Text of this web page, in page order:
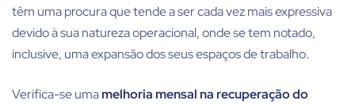
têm uma procura que tende a ser cada vez mais expressiva
devido à sua natureza operacional, onde se tem notado,
inclusive, uma expansão dos seus espaços de trabalho.
Verifica-se umamelhoria mensal na recuperação do